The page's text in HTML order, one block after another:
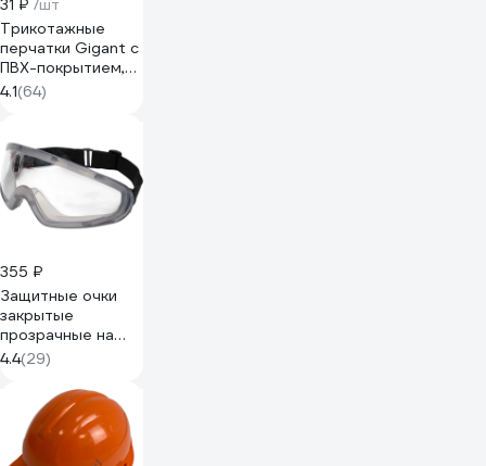
31 ₽ /шт
Трикотажные
перчатки Gigant с
ПВХ-покрытием,
серые GGC-13
4.1(64)
355 ₽
Защитные очки
закрытые
прозрачные на
резинке Gigant
GGСR-2
4.4(29)